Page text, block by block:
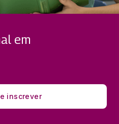
em
inscrever